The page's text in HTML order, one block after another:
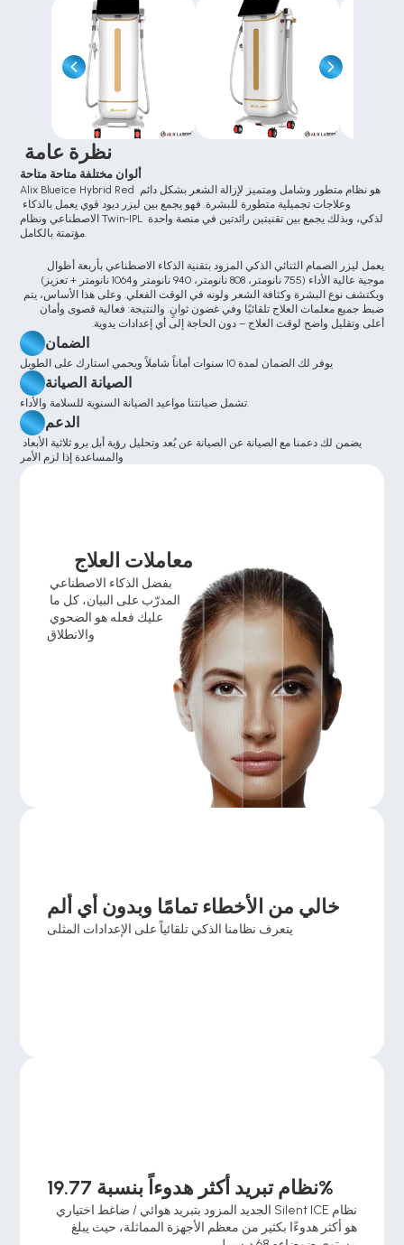
نظرة عامة
ألوان مختلفة متاحة متاحة
Alix Blueice Hybrid Red هو نظام متطور وشامل ومتميز لإزالة الشعر بشكل دائم
الاصطناعي ونظام Twin-IPL الذكي، وبذلك يجمع بين تقنيتين رائدتين في منصة واحدة
مؤتمتة بالكامل.
أعلى وتقليل واضح لوقت العلاج – دون الحاجة إلى أي إعدادات يدوية.
الضمان
يوفر لك الضمان لمدة 10 سنوات أماناً شاملاً ويحمي استارك على الطويل
الصيانة الصيانة
تشمل صيانتنا مواعيد الصيانة السنوية للسلامة والأداء.
الدعم
يضمن لك دعمنا مع الصيانة عن الصيانة عن بُعد وتحليل رؤية أبل برو ثلاثية الأبعاد
والمساعدة إذا لزم الأمر
معاملات العلاج
والانطلاق
خالي من الأخطاء تمامًا وبدون أي ألم
يتعرف نظامنا الذكي تلقائياً على الإعدادات المثلى
نظام تبريد أكثر هدوءاً بنسبة 19.77%